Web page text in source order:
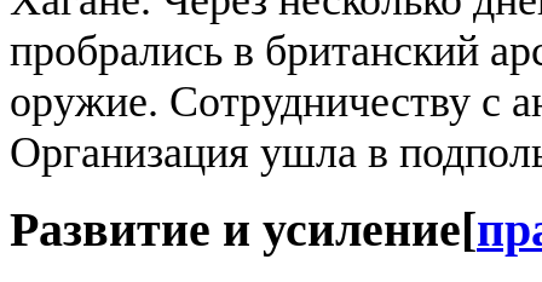
пробрались в британский
оружие. Сотрудничеству с
Организация ушла в
Развитие и усиление[